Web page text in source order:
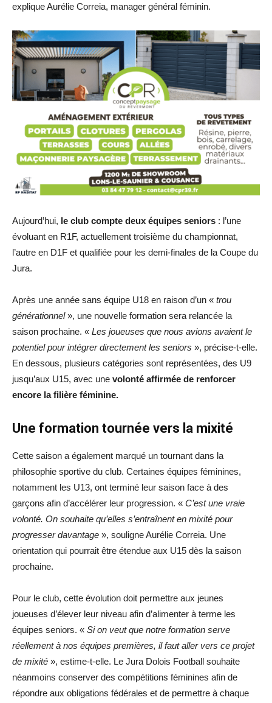
explique Aurélie Correia, manager général féminin.
Aujourd’hui, le club compte deux équipes seniors : l’une
évoluant en R1F, actuellement troisième du championnat,
l’autre en D1F et qualifiée pour les demi-finales de la Coupe du
Jura.
Après une année sans équipe U18 en raison d’un « trou
générationnel», une nouvelle formation sera relancée la
saison prochaine. « Les joueuses que nous avions avaient le
potentiel pour intégrer directement les seniors », précise-t-elle.
En dessous, plusieurs catégories sont représentées, des U9
jusqu’aux U15, avec une volonté affirmée de renforcer
encore la filière féminine.
Une formation tournée vers la mixité
Cette saison a également marqué un tournant dans la
philosophie sportive du club. Certaines équipes féminines,
notamment les U13, ont terminé leur saison face à des
garçons afin d’accélérer leur progression. « C’est une vraie
volonté. On souhaite qu’elles s’entraînent en mixité pour
progresser davantage », souligne Aurélie Correia. Une
orientation qui pourrait être étendue aux U15 dès la saison
prochaine.
Pour le club, cette évolution doit permettre aux jeunes
joueuses d’élever leur niveau afin d’alimenter à terme les
équipes seniors. « Si on veut que notre formation serve
réellement à nos équipes premières, il faut aller vers ce projet
de mixité », estime-t-elle. Le Jura Dolois Football souhaite
néanmoins conserver des compétitions féminines afin de
répondre aux obligations fédérales et de permettre à chaque